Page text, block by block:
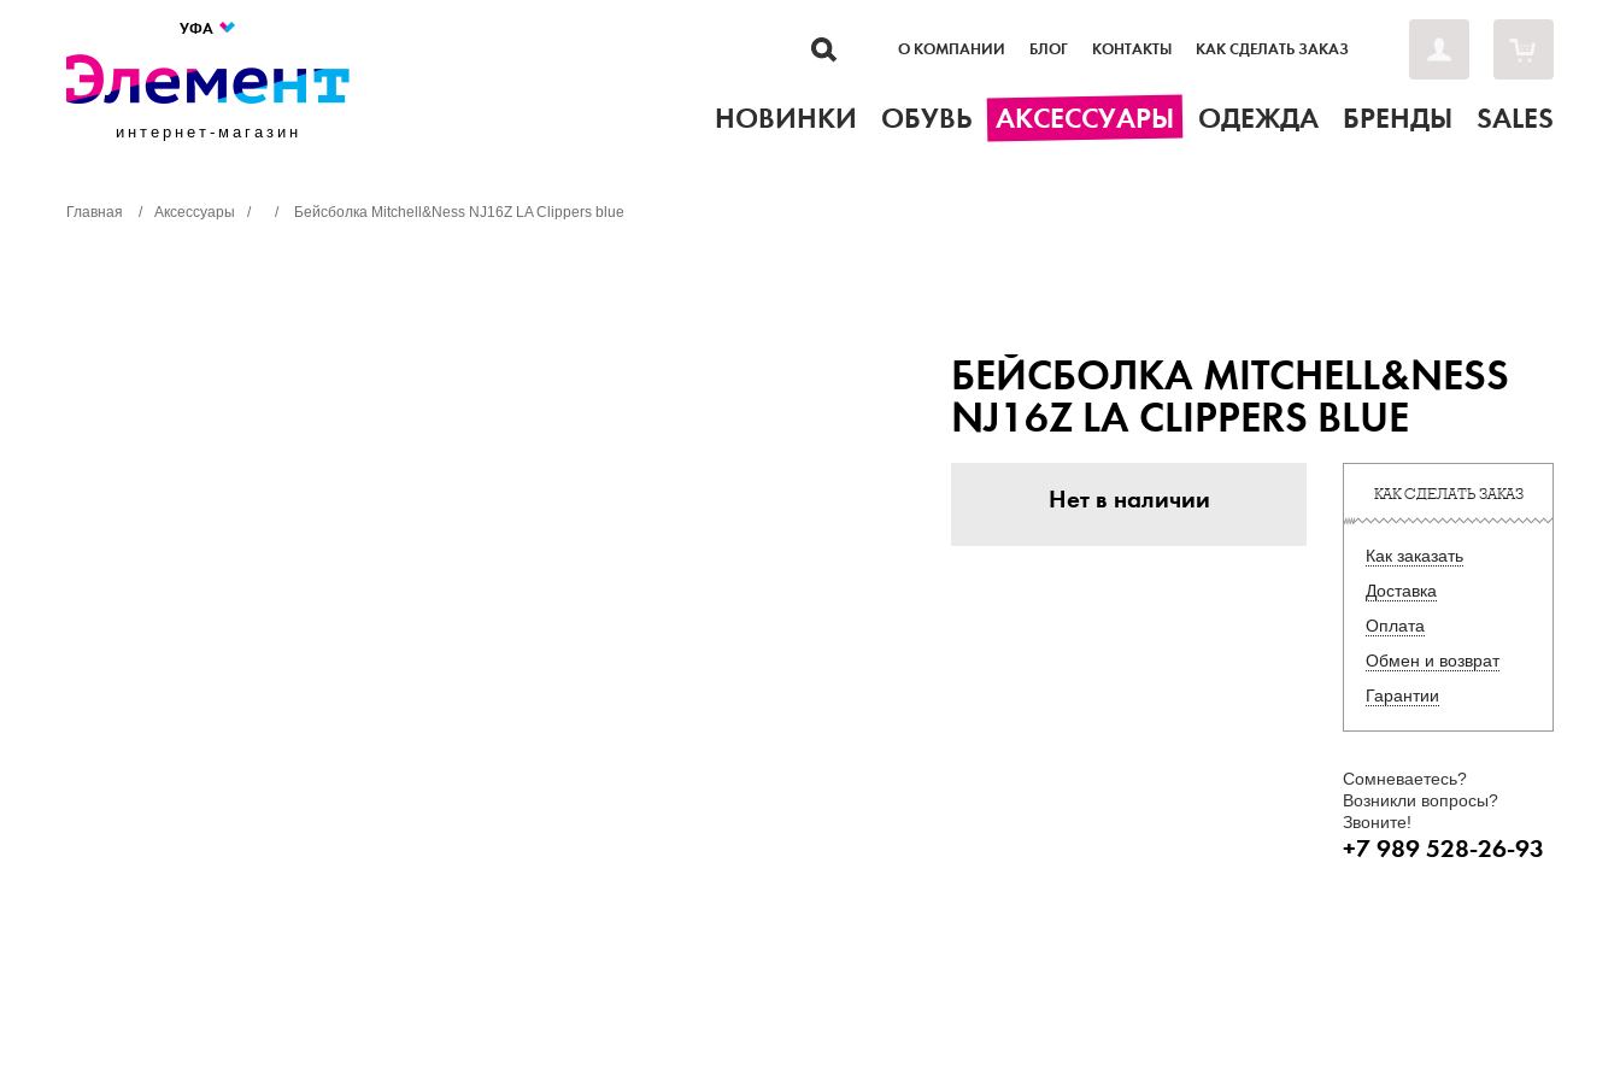
УФА
интернет-магазин
О КОМПАНИИ БЛОГ КОНТАКТЫ КАК СДЕЛАТЬ ЗАКАЗ
НОВИНКИ ОБУВЬ АКСЕССУАРЫ ОДЕЖДА БРЕНДЫ SALES
Главная / Аксессуары / / Бейсболка Mitchell&Ness NJ16Z LA Clippers blue
БЕЙСБОЛКА MITCHELL&NESS
NJ16Z LA CLIPPERS BLUE
Нет в наличии КАК СДЕЛАТЬ ЗАКАЗ
Как заказать
Доставка
Оплата
Обмен и возврат
Гарантии
Сомневаетесь?
Возникли вопросы?
Звоните!
+7 989 528-26-93